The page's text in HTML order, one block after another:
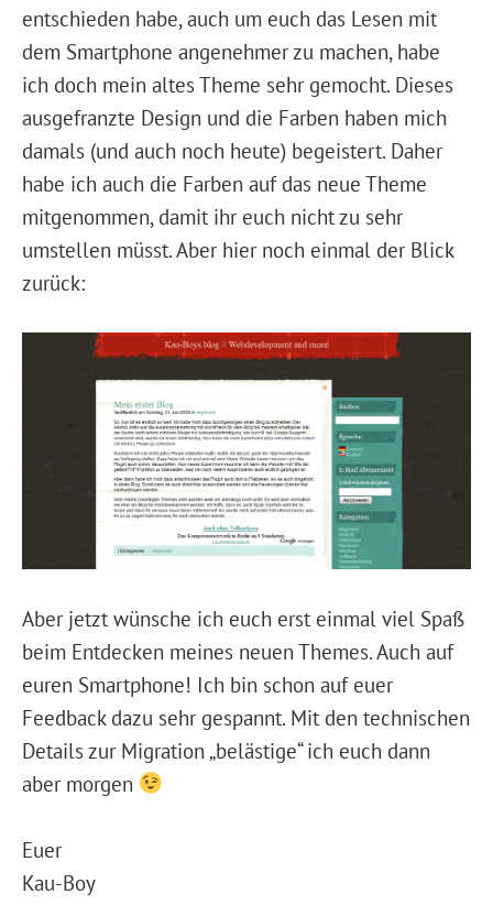
entschieden habe, auch um euch das Lesen mit
dem Smartphone angenehmer zu machen, habe
ich doch mein altes Theme sehr gemocht. Dieses
ausgefranzte Design und die Farben haben mich
damals (und auch noch heute) begeistert. Daher
habe ich auch die Farben auf das neue Theme
mitgenommen, damit ihr euch nicht zu sehr
umstellen müsst. Aber hier noch einmal der Blick
zurück:
Aber jetzt wünsche ich euch erst einmal viel Spaß
beim Entdecken meines neuen Themes. Auch auf
euren Smartphone! Ich bin schon auf euer
Feedback dazu sehr gespannt. Mit den technischen
Details zur Migration „belästige“ ich euch dann
aber morgen
Euer
Kau-Boy